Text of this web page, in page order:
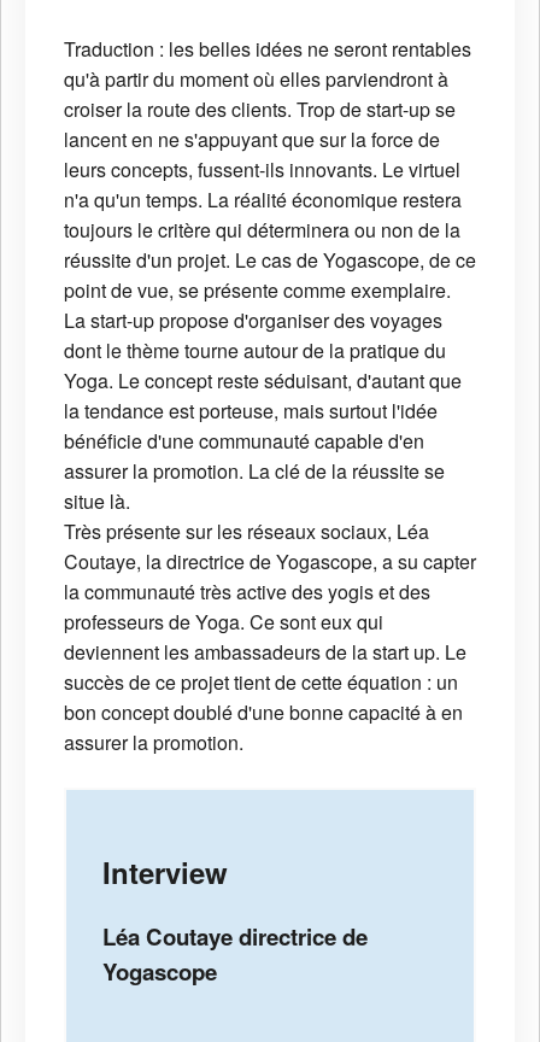
Traduction : les belles idées ne seront rentables
qu'à partir du moment où elles parviendront à
croiser la route des clients. Trop de start-up se
lancent en ne s'appuyant que sur la force de
leurs concepts, fussent-ils innovants. Le virtuel
n'a qu'un temps. La réalité économique restera
toujours le critère qui déterminera ou non de la
réussite d'un projet. Le cas de Yogascope, de ce
point de vue, se présente comme exemplaire.
La start-up propose d'organiser des voyages
dont le thème tourne autour de la pratique du
Yoga. Le concept reste séduisant, d'autant que
la tendance est porteuse, mais surtout l'idée
bénéficie d'une communauté capable d'en
assurer la promotion. La clé de la réussite se
situe là.
Très présente sur les réseaux sociaux, Léa
Coutaye, la directrice de Yogascope, a su capter
la communauté très active des yogis et des
professeurs de Yoga. Ce sont eux qui
deviennent les ambassadeurs de la start up. Le
succès de ce projet tient de cette équation : un
bon concept doublé d'une bonne capacité à en
assurer la promotion.
Interview
Léa Coutaye directrice de
Yogascope